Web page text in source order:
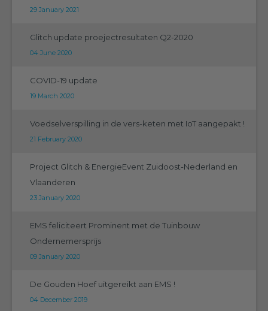
29 January 2021
Glitch update proejectresultaten Q2-2020
04 June 2020
COVID-19 update
19 March 2020
Voedselverspilling in de vers-keten met IoT aangepakt !
21 February 2020
Project Glitch & EnergieEvent Zuidoost-Nederland en
Vlaanderen
23 January 2020
EMS feliciteert Prominent met de Tuinbouw
Ondernemersprijs
09 January 2020
De Gouden Hoef uitgereikt aan EMS !
04 December 2019